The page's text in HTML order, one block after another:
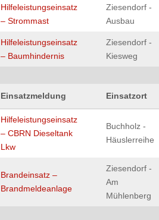
Hilfeleistungseinsatz
– Strommast
Ziesendorf -
Ausbau
Hilfeleistungseinsatz
– Baumhindernis
Ziesendorf -
Kiesweg
Einsatzmeldung Einsatzort
Hilfeleistungseinsatz
– CBRN Dieseltank
Lkw
Buchholz -
Häuslerreihe
Brandeinsatz –
Brandmeldeanlage
Ziesendorf -
Am
Mühlenberg